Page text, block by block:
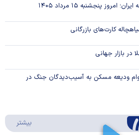
پنجشنبه ۱۵ مرداد ۱۴۰۵
کارت‌های بازرگانی
بازار‌ جهانی
ریال وام ودیعه مسکن به آسیب‌دیدگان جنگ در
بیشتر